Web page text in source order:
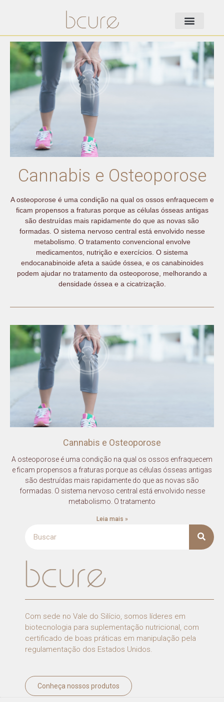
Cannabis e Osteoporose
A osteoporose é uma condição na qual os ossos enfraquecem e
ficam propensos a fraturas porque as células ósseas antigas
são destruídas mais rapidamente do que as novas são
formadas. O sistema nervoso central está envolvido nesse
metabolismo. O tratamento convencional envolve
medicamentos, nutrição e exercícios. O sistema
endocanabinoide afeta a saúde óssea, e os canabinoides
podem ajudar no tratamento da osteoporose, melhorando a
densidade óssea e a cicatrização.
Cannabis e Osteoporose
A osteoporose é uma condição na qual os ossos enfraquecem
e ficam propensos a fraturas porque as células ósseas antigas
são destruídas mais rapidamente do que as novas são
formadas. O sistema nervoso central está envolvido nesse
metabolismo. O tratamento
Leia mais »
Com sede no Vale do Silício, somos líderes em
biotecnologia para suplementação nutricional, com
certificado de boas práticas em manipulação pela
regulamentação dos Estados Unidos.
Conheça nossos produtos